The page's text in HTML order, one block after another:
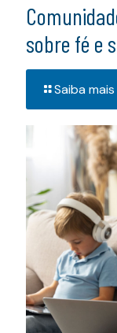
sobre fé e
Saiba mais